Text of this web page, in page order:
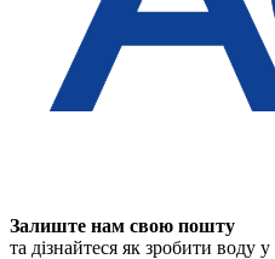
Залиште нам свою пошту
та дізнайтеся як зробити воду